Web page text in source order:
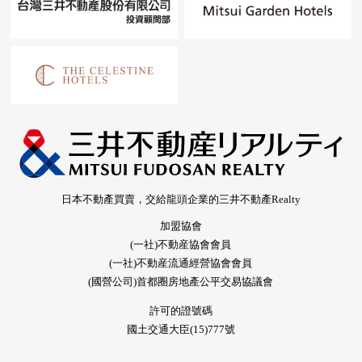
日本不動產買賣，交給龍頭企業的三井不動產Realty
加盟協會
(一社)不動産協會會員
(一社)不動産流通經營協會會員
(國營公司)首都圈房地產公平交易協議會
許可的證號碼
國土交通大臣(15)777號